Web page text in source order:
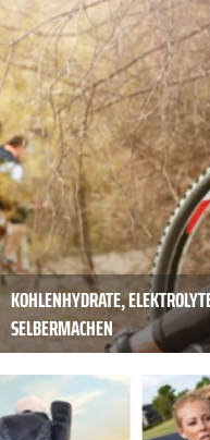
KOHLENHYDRATE,
SELBERMACHEN